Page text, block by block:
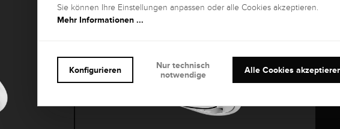
Sie können Ihre Einstellungen anpassen oder alle Cookies akzeptieren.
Mehr Informationen ...
Alle Cookies
Konfigurieren
Nur technisch
notwendige